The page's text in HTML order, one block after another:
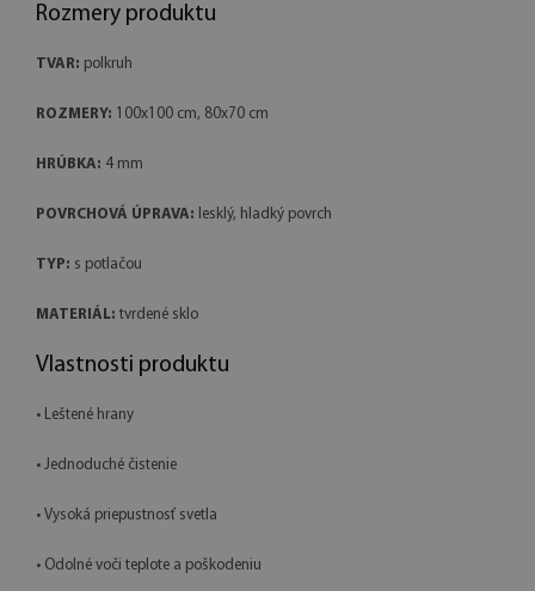
Rozmery produktu
TVAR: polkruh
ROZMERY: 100x100 cm, 80x70 cm
HRÚBKA: 4 mm
POVRCHOVÁ ÚPRAVA: lesklý, hladký povrch
TYP: s potlačou
MATERIÁL: tvrdené sklo
Vlastnosti produktu
• Leštené hrany
• Jednoduché čistenie
• Vysoká priepustnosť svetla
• Odolné voči teplote a poškodeniu